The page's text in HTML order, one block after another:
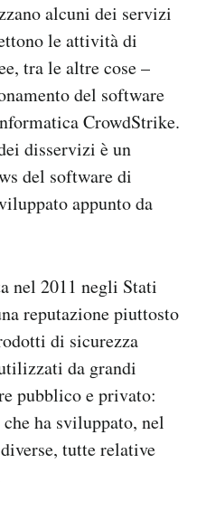
alcuni dei servizi
le attività di
tra le altre cose –
del software
CrowdStrike.
disservizi è un
del software di
appunto da
nel 2011 negli Stati
reputazione piuttosto
di sicurezza
da grandi
pubblico e privato:
ha sviluppato, nel
tutte relative